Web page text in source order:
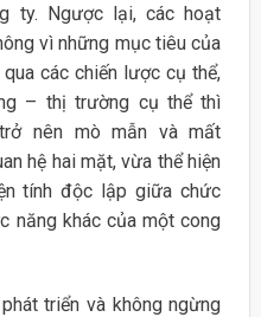
ty. Ngược lại, các hoạt
vì những mục tiêu của
các chiến lược cụ thể,
– thị trường cụ thể thì
nên mò mẫn và mất
hệ hai mặt, vừa thể hiện
tính độc lập giữa chức
năng khác của một cong
triển và không ngừng